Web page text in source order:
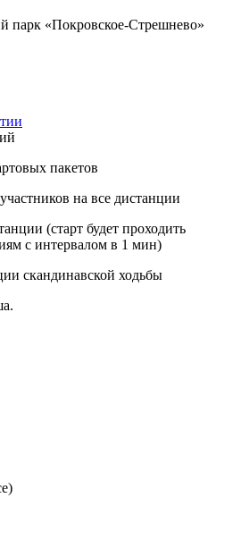
парк «Покровское-Стрешнево»
пакетов
на все дистанции
(старт будет проходить
с интервалом в 1 мин)
скандинавской ходьбы